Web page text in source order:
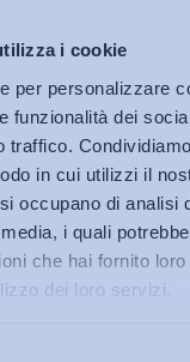
i cookie
per personalizzare
funzionalità dei
traffico.
in cui utilizzi il
occupano di analisi
i quali
che hai fornito
dei loro servizi.